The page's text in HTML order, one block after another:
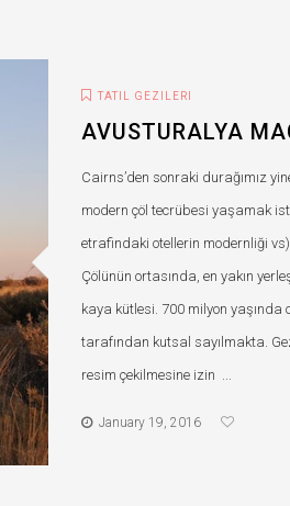
TATIL GEZILERI
AVUSTURALYA
Cairns’den sonraki durağımız
modern çöl tecrübesi yaşamak
etrafindaki otellerin modernliği
Çölünün ortasında, en yakın
kaya kütlesi. 700 milyon yaşında
tarafından kutsal sayılmakta.
resim çekilmesine izin ...
January 19, 2016